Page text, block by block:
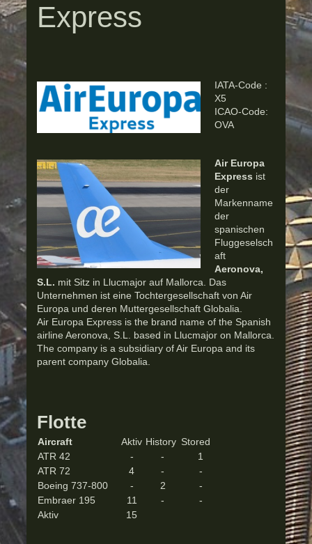
Express
IATA-Code :
X5
ICAO-Code:
OVA
Air Europa
Express ist
der
Markenname
der
spanischen
Fluggeselsch
aft
Aeronova,
S.L. mit Sitz in Llucmajor auf Mallorca. Das
Unternehmen ist eine Tochtergesellschaft von Air
Europa und deren Muttergesellschaft Globalia.
Air Europa Express is the brand name of the Spanish
airline Aeronova, S.L. based in Llucmajor on Mallorca.
The company is a subsidiary of Air Europa and its
parent company Globalia.
Flotte
Aircraft Aktiv History Stored
ATR 42
- -
1
ATR 72
4 -
-
Boeing 737-800
- 2
-
Embraer 195
11 -
-
Aktiv
15